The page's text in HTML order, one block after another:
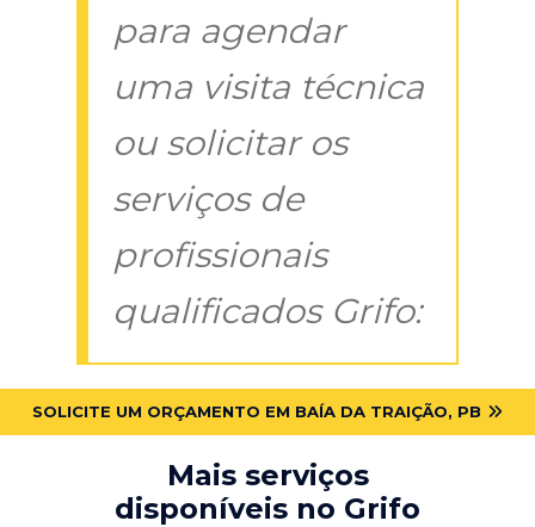
para agendar
uma visita técnica
ou solicitar os
serviços de
profissionais
qualificados Grifo:
SOLICITE UM ORÇAMENTO EM BAÍA DA TRAIÇÃO, PB
Mais serviços
disponíveis no Grifo